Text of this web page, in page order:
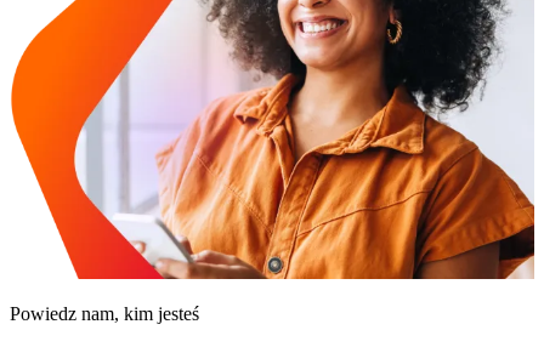
Powiedz nam, kim jesteś